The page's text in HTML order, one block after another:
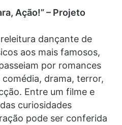
Ação!” – Projeto
dançante de
aos mais famosos,
por romances
drama, terror,
Entre um filme e
curiosidades
pode ser conferida